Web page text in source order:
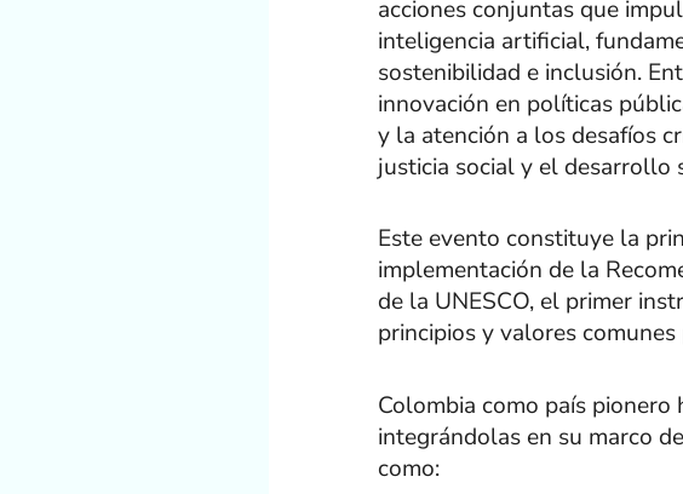
acciones conjuntas que
inteligencia artificial,
sostenibilidad e inclusión.
innovación en políticas
y la atención a los desafíos
justicia social y el desarrollo
Este evento constituye la
implementación de la
de la UNESCO, el primer
principios y valores
Colombia como país
integrándolas en su marco
como: